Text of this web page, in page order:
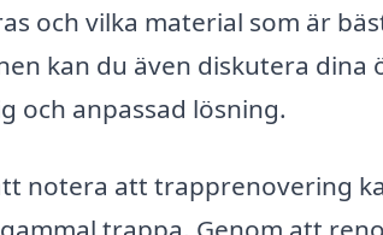
och vilka material som är
kan du även diskutera dina
och anpassad lösning.
notera att trapprenovering